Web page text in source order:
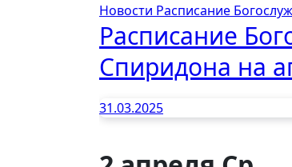
Новости Расписание
Расписание
Спиридона на
31.03.2025